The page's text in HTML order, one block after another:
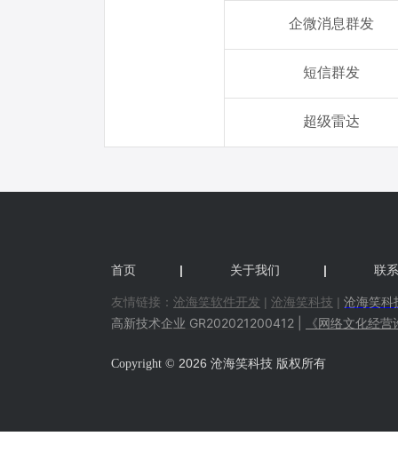
首页 | 关于我们 | 联
友情链接： 沧海笑软件开发 | 沧海笑科技 | 沧海笑科
高新技术企业 GR202021200412 《网络文化经
Copyright © 2026 沧海笑科技 版权所有